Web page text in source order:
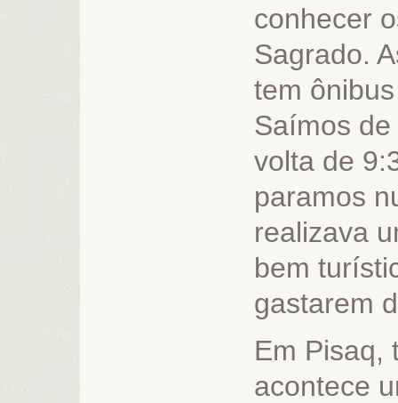
conhecer
Sagrado.
tem
Saímos
volta de
paramos
realizava
bem
gastarem
Em Pisaq,
acontece